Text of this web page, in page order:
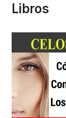
Libros